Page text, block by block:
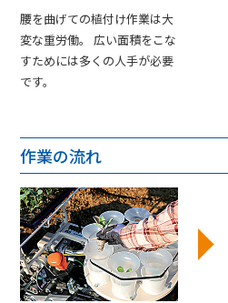
腰を曲げての植付け作業は大
変な重労働。 広い面積をこな
すためには多くの人手が必要
です。
作業の流れ